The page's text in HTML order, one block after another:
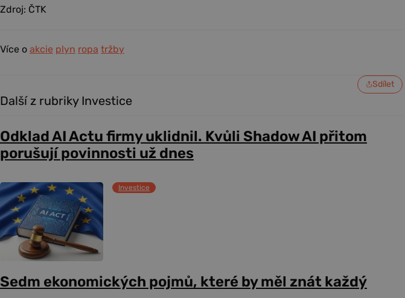
Zdroj: ČTK
Více o akcie plyn ropa tržby
Sdílet
Další z rubriky Investice
Odklad AI Actu firmy uklidnil. Kvůli Shadow AI přitom
porušují povinnosti už dnes
Investice
Sedm ekonomických pojmů, které by měl znát každý